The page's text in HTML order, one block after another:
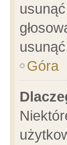
Góra